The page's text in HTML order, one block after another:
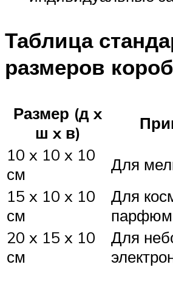
Таблица
размеров
Размер (д x
ш x в)
10 x 10 x 10
см
Для
15 x 10 x 10
см
Для
20 x 15 x 10
см
Для